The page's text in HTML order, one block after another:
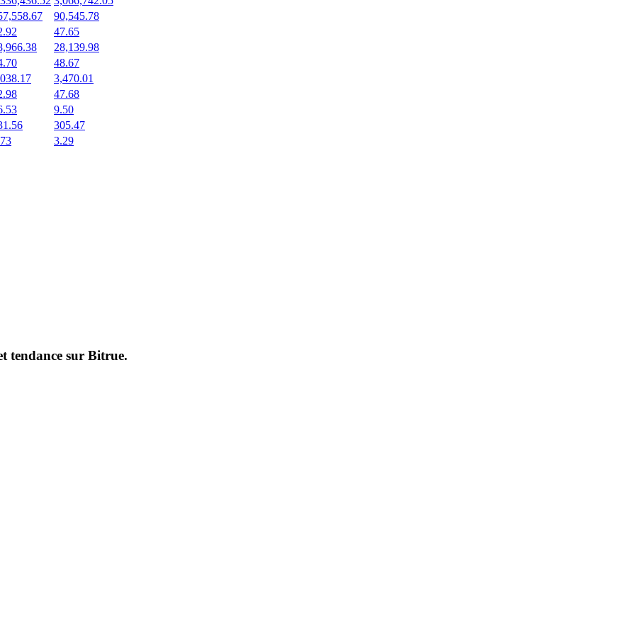
90,545.78
47.65
28,139.98
48.67
3,470.01
47.68
9.50
305.47
3.29
tendance sur Bitrue.